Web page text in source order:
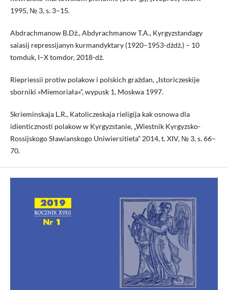
1995, № 3, s. 3–15.
Abdrachmanow B.Dż., Abdyrachmanow T.A., Kyrgyzstandagy
saiasij repressijanyn kurmandyktary (1920–1953-dżdż.) – 10
tomduk, I–X tomdor, 2018-dż.
Riepriessii protiw polakow i polskich grażdan, „Istoriczeskije
sborniki »Miemoriała«”, wypusk 1, Moskwa 1997.
Skrieminskaja L.R., Katoliczeskaja rieligija kak osnowa dla
idienticznosti polakow w Kyrgyzstanie, „Wiestnik Kyrgyzsko-
Rossijskogo Sławianskogo Uniwiersitieta” 2014, t. XIV, № 3, s. 66–
70.